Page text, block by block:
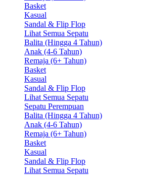
Basket
Kasual
Sandal & Flip Flop
Lihat Semua Sepatu
Balita (Hingga 4 Tahun)
Anak (4-6 Tahun)
Remaja (6+ Tahun)
Basket
Kasual
Sandal & Flip Flop
Lihat Semua Sepatu
Sepatu Perempuan
Balita (Hingga 4 Tahun)
Anak (4-6 Tahun)
Remaja (6+ Tahun)
Basket
Kasual
Sandal & Flip Flop
Lihat Semua Sepatu